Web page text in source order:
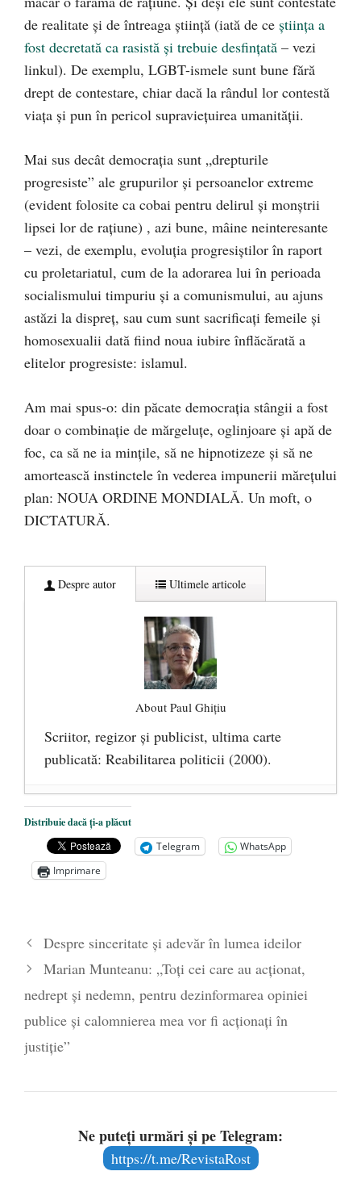
de realitate şi de întreaga ştiinţă (iată de ce ştiinţa a
fost decretată ca rasistă şi trebuie desfinţată – vezi
linkul). De exemplu, LGBT-ismele sunt bune fără
drept de contestare, chiar dacă la rândul lor contestă
viaţa şi pun în pericol supravieţuirea umanităţii.
Mai sus decât democraţia sunt „drepturile
progresiste” ale grupurilor şi persoanelor extreme
(evident folosite ca cobai pentru delirul şi monştrii
lipsei lor de raţiune) , azi bune, mâine neinteresante
– vezi, de exemplu, evoluţia progresiştilor în raport
cu proletariatul, cum de la adorarea lui în perioada
socialismului timpuriu şi a comunismului, au ajuns
astăzi la dispreţ, sau cum sunt sacrificaţi femeile şi
homosexualii dată fiind noua iubire înflăcărată a
elitelor progresiste: islamul.
Am mai spus-o: din păcate democraţia stângii a fost
doar o combinaţie de mărgeluţe, oglinjoare şi apă de
foc, ca să ne ia minţile, să ne hipnotizeze şi să ne
amortească instinctele în vederea impunerii măreţului
plan: NOUA ORDINE MONDIALĂ. Un moft, o
DICTATURĂ.
Despre autor Ultimele articole
About Paul Ghițiu
Scriitor, regizor şi publicist, ultima carte
publicată: Reabilitarea politicii (2000).
De ce urăşte stânga banii lichizi. Războiul
cu cash-ul, sau drumul spre sclavia totală
9 februarie 2017
Ce „nu trebuie să ştiţi” despre legătura
ianuarie 2017
Trump a ajuns preşedinte pentru că i-aţi
tratat pe oameni ca pe gunoaie - 23
ianuarie 2017
Distribuie dacă ți-a plăcut
Telegram
WhatsApp
Imprimare
Despre sinceritate şi adevăr în lumea ideilor
Marian Munteanu: „Toți cei care au acționat,
nedrept și nedemn, pentru dezinformarea opiniei
publice și calomnierea mea vor fi acționați în
justiție”
Ne puteți urmări și pe Telegram:
https://t.me/RevistaRost